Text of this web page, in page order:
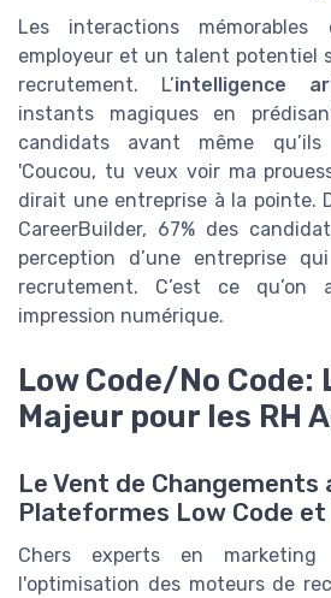
Les interactions
employeur et un talent potentiel
recrutement. L’intelligence
instants magiques en
candidats avant même
'Coucou, tu veux voir ma
dirait une entreprise à la pointe.
CareerBuilder, 67% des
perception d’une entreprise
recrutement. C’est ce qu’on
impression numérique.
Low Code/No Code:
Majeur pour les RH
Le Vent de Changements
Plateformes Low Code et
Chers experts en
l'optimisation des moteurs de